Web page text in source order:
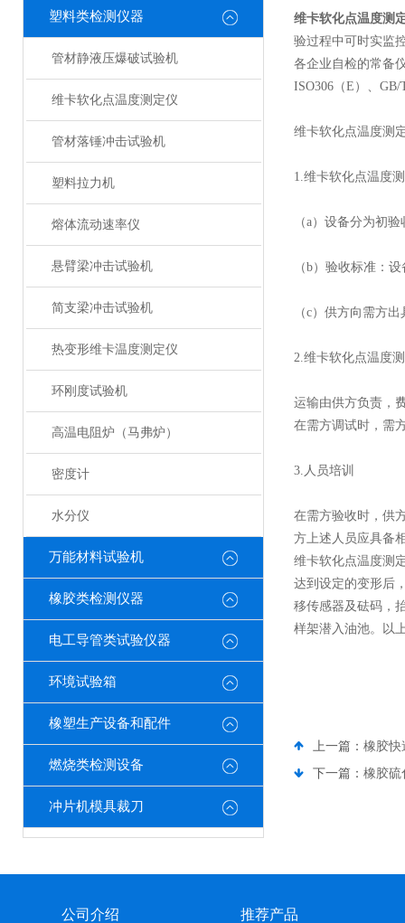
塑料类检测仪器
管材静液压爆破试验机
维卡软化点温度测定仪
管材落锤冲击试验机
塑料拉力机
熔体流动速率仪
悬臂梁冲击试验机
简支梁冲击试验机
热变形维卡温度测定仪
环刚度试验机
高温电阻炉（马弗炉）
密度计
水分仪
万能材料试验机
橡胶类检测仪器
电工导管类试验仪器
环境试验箱
橡塑生产设备和配件
燃烧类检测设备
冲片机模具裁刀
维卡软化点温度测
验过程中可时实监
各企业自检的常备
ISO306（E）、
维卡软化点温度测
1.维卡软化点温度
（a）设备分为初
（b）验收标准：
（c）供方向需方
2.维卡软化点温度
运输由供方负责，
在需方调试时，需
3.人员培训
在需方验收时，供
方上述人员应具备
维卡软化点温度测
达到设定的变形后
移传感器及砝码，
样架潜入油池。以
上一篇： 橡胶快
下一篇： 橡胶硫
公司介绍 推荐产品